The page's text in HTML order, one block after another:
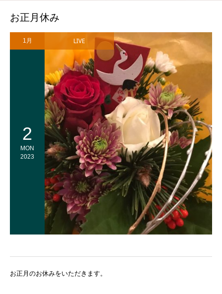
お正月休み
1月
2
MON
2023
LIVE
お正月のお休みをいただきます。